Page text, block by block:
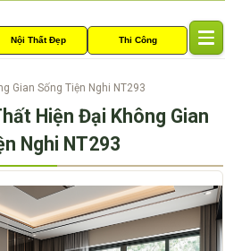
Nội Thất Đẹp Thi Công
l
a
v
i
g
a
Gian Sống Tiện Nghi NT293
Hiện Đại Không Gian
Nghi NT293